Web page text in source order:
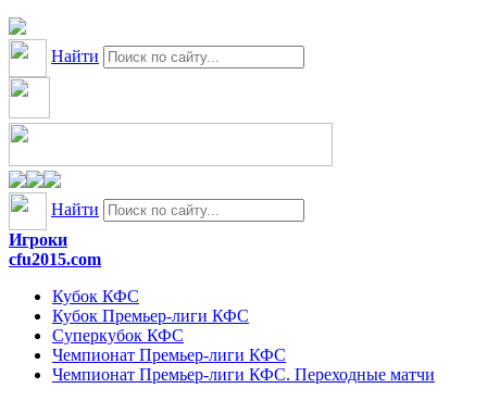
Найти
Найти
Игроки
cfu2015.com
Кубок КФС
Кубок Премьер-лиги КФС
Суперкубок КФС
Чемпионат Премьер-лиги КФС
Чемпионат Премьер-лиги КФС. Переходные матчи